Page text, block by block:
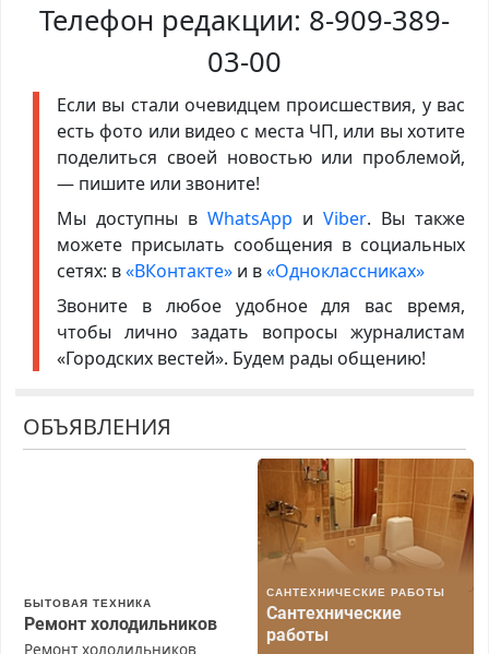
Телефон редакции: 8-909-389-
03-00
Если вы стали очевидцем происшествия, у вас
есть фото или видео с места ЧП, или вы хотите
поделиться своей новостью или проблемой,
— пишите или звоните!
Мы доступны в WhatsApp иViber. Вы также
можете присылать сообщения в социальных
сетях: в«ВКонтакте»и в«Одноклассниках»
Звоните в любое удобное для вас время,
чтобы лично задать вопросы журналистам
«Городских вестей». Будем рады общению!
ОБЪЯВЛЕНИЯ
БЫТОВАЯ ТЕХНИКА
Ремонт холодильников
Ремонт холодильников
САНТЕХНИЧЕСКИЕ РАБОТЫ
Сантехнические
работы